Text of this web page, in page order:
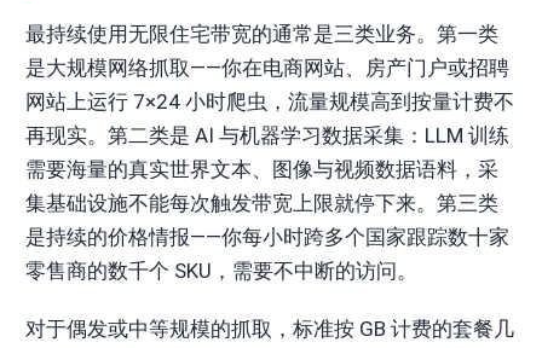
最持续使用无限住宅带宽的通常是三类业务。第一类
是大规模网络抓取——你在电商网站、房产门户或招聘
网站上运行 7×24 小时爬虫，流量规模高到按量计费不
再现实。第二类是 AI 与机器学习数据采集：LLM 训练
需要海量的真实世界文本、图像与视频数据语料，采
集基础设施不能每次触发带宽上限就停下来。第三类
是持续的价格情报——你每小时跨多个国家跟踪数十家
零售商的数千个 SKU，需要不中断的访问。
对于偶发或中等规模的抓取，标准按 GB 计费的套餐几